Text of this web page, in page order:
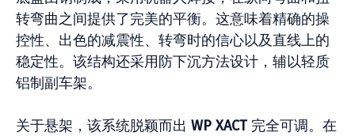
转弯曲之间提供了完美的平衡。这意味着精确的操
控性、出色的减震性、转弯时的信心以及直线上的
稳定性。该结构还采用防下沉方法设计，辅以轻质
铝制副车架。
关于悬架，该系统脱颖而出 WP XACT完全可调。在